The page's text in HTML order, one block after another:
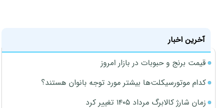
آخرین اخبار
قیمت برنج و حبوبات در بازار امروز
کدام موتورسیکلت‌ها بیشتر مورد توجه بانوان هستند؟
زمان شارژ کالابرگ مرداد ۱۴۰۵ تغییر کرد